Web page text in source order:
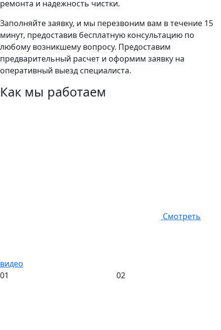
ремонта и надежность чистки.
Заполняйте заявку, и мы перезвоним вам в течение 15
минут, предоставив бесплатную консультацию по
любому возникшему вопросу. Предоставим
предварительный расчет и оформим заявку на
оперативный выезд специалиста.
Как мы работаем
Смотреть
видео
01
02